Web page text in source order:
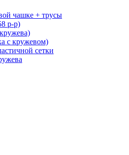
чашке + трусы
р-р)
с кружевом)
сетки